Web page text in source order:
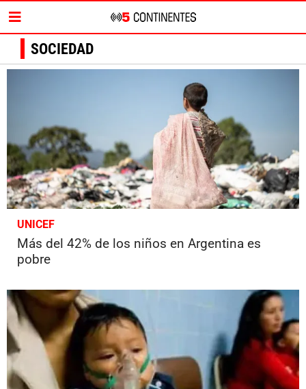
SOCIEDAD
UNICEF
Más del 42% de los niños en Argentina es
pobre